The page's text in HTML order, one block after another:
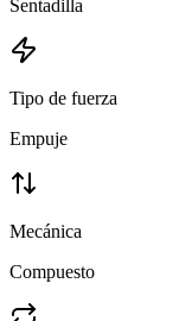
Sentadilla
Tipo de fuerza
Empuje
Mecánica
Compuesto